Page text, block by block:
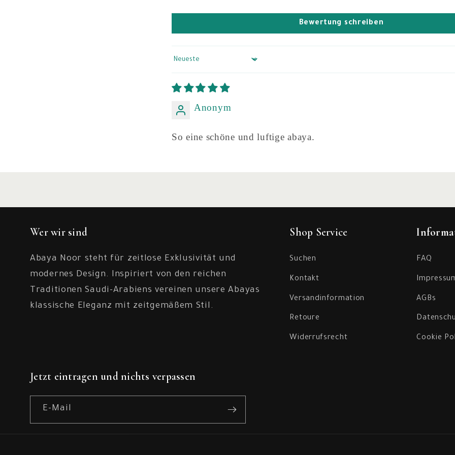
Bewertung schreiben
Anonym
So eine schöne und luftige abaya.
Wer wir sind
Abaya Noor steht für zeitlose Exklusivität und
modernes Design. Inspiriert von den reichen
Traditionen Saudi-Arabiens vereinen unsere Abayas
klassische Eleganz mit zeitgemäßem Stil.
Shop Service
Suchen
Kontakt
Versandinformation
Retoure
Widerrufsrecht
FAQ
AGBs
Cookie
Jetzt eintragen und nichts verpassen
E-Mail